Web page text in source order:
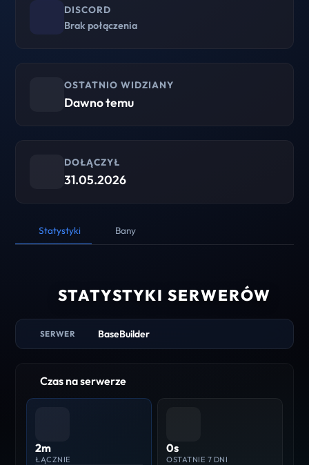
DISCORD
Brak połączenia
OSTATNIO WIDZIANY
Dawno temu
DOŁĄCZYŁ
31.05.2026
Statystyki Bany
STATYSTYKI SERWERÓW
SERWER BaseBuilder
Czas na serwerze
2m
ŁĄCZNIE
0s
OSTATNIE 7 DNI